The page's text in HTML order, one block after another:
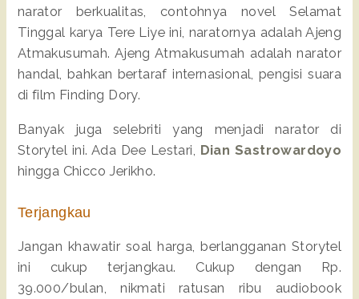
narator berkualitas, contohnya novel Selamat
Tinggal karya Tere Liye ini, naratornya adalah Ajeng
Atmakusumah. Ajeng Atmakusumah adalah narator
handal, bahkan bertaraf internasional, pengisi suara
di film Finding Dory.
Banyak juga selebriti yang menjadi narator di
Storytel ini. Ada Dee Lestari, Dian Sastrowardoyo
hingga Chicco Jerikho.
Terjangkau
Jangan khawatir soal harga, berlangganan Storytel
ini cukup terjangkau. Cukup dengan Rp.
39.000/bulan, nikmati ratusan ribu audiobook